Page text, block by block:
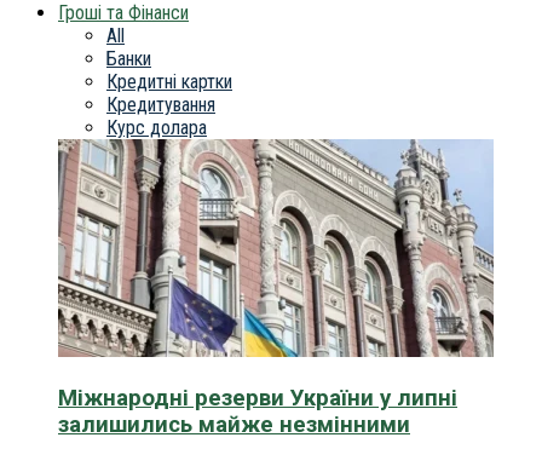
Гроші та Фінанси
All
Банки
Кредитні картки
Кредитування
Курс долара
Міжнародні резерви України у липні
залишились майже незмінними